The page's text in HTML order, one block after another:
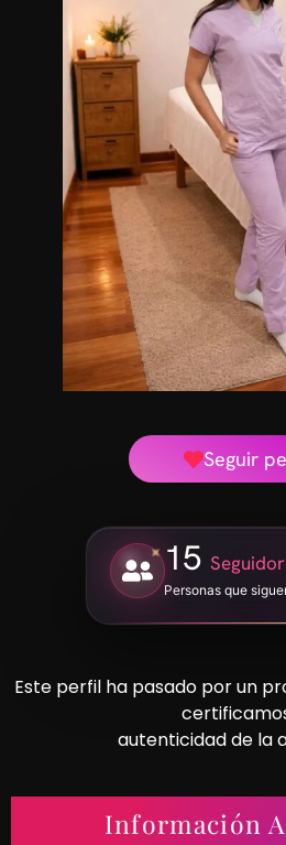
Seguir
15
Personas que
Este perfil ha pasado por un
autenticidad de la
Información